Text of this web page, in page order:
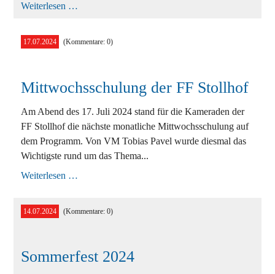
Weiterlesen …
der
17.07.2024 (Kommentare: 0)
Mittwochsschulung der FF Stollhof
Am Abend des 17. Juli 2024 stand für die Kameraden der
FF Stollhof die nächste monatliche Mittwochsschulung auf
dem Programm. Von VM Tobias Pavel wurde diesmal das
Wichtigste rund um das Thema...
Weiterlesen …
14.07.2024 (Kommentare: 0)
Sommerfest 2024